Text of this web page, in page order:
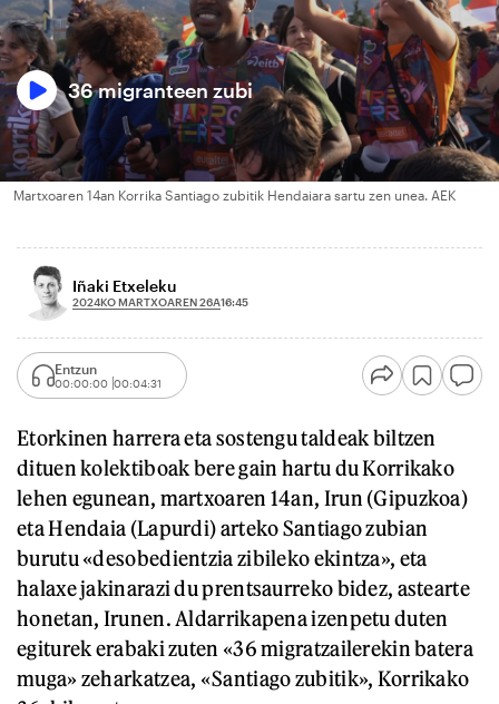
36 migranteen zubi
Martxoaren 14an Korrika Santiago zubitik Hendaiara sartu zen unea. AEK
Iñaki Etxeleku
2024KO MARTXOAREN 26A16:45
Entzun
00:00:00 00:04:31
Etorkinen harrera eta sostengu taldeak biltzen
dituen kolektiboak bere gain hartu du Korrikako
lehen egunean, martxoaren 14an, Irun (Gipuzkoa)
eta Hendaia (Lapurdi) arteko Santiago zubian
burutu «desobedientzia zibileko ekintza», eta
halaxe jakinarazi du prentsaurreko bidez, astearte
honetan, Irunen. Aldarrikapena izenpetu duten
egiturek erabaki zuten «36 migratzailerekin batera
muga» zeharkatzea, «Santiago zubitik», Korrikako